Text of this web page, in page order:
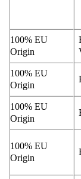
100% EU
Origin
100% EU
Origin
100% EU
Origin
100% EU
Origin